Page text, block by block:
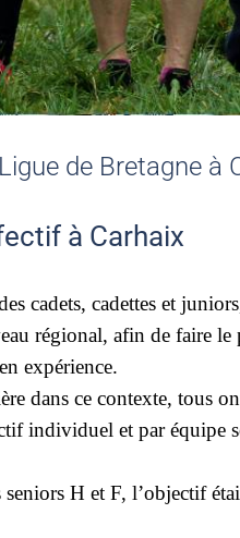
de Bretagne à
à Carhaix
cadets, cadettes et
régional, afin de faire le
expérience.
dans ce contexte, tous
individuel et par équipe
seniors H et F, l’objectif